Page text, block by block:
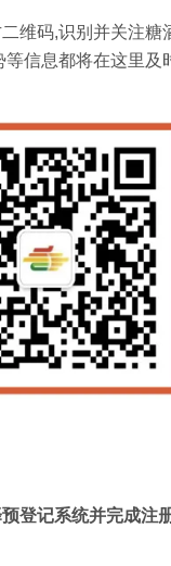
维码,识别并关注
信息都将在这里及
登记系统并完成注